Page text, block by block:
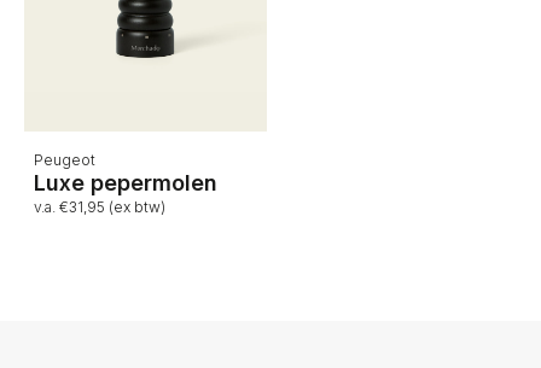
Peugeot
Luxe pepermolen
v.a. €31,95 (ex btw)